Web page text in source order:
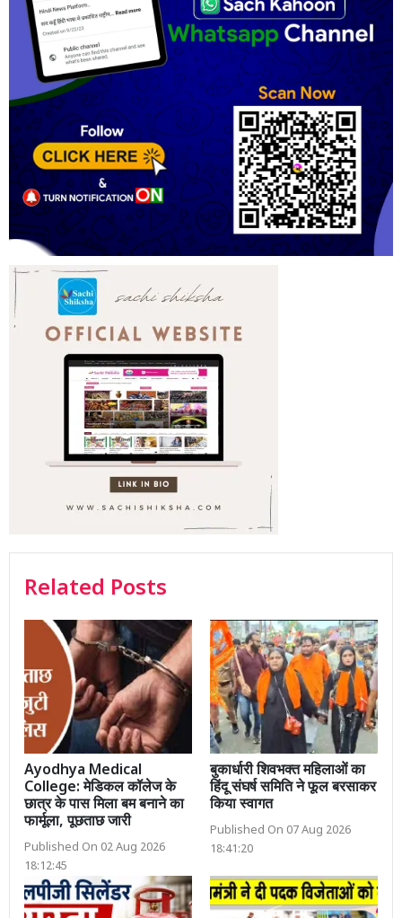
Related Posts
Ayodhya Medical
College: मेडिकल कॉलेज के
छात्र के पास मिला बम बनाने का
फार्मूला, पूछताछ जारी
Published On 02 Aug 2026
18:12:45
बुकार्धारी शिवभक्त महिलाओं का
हिंदू संघर्ष समिति ने फूल बरसाकर
किया स्वागत
Published On 07 Aug 2026
18:41:20